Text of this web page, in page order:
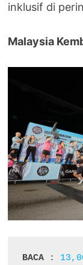
inklusif di
Malaysia
BACA :